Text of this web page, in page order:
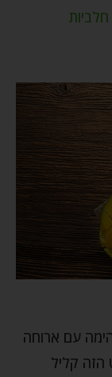
עם ארוחה
הזה קליל